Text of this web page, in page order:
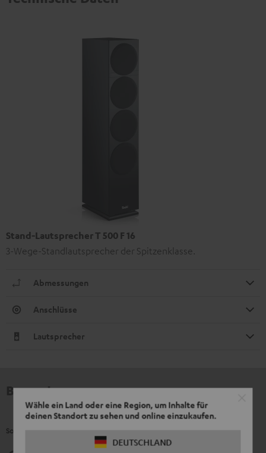
Wähle ein Land oder eine Region, um Inhalte für
deinen Standort zu sehen und online einzukaufen.
DEUTSCHLAND
Stand-Lautsprecher T 500 F 16
3-Wege-Standlautsprecher der Spitzenklasse.
Abmessungen
Anschlüsse
Lautsprecher
Bewertungen
So bewerten Kunden dieses Produkt